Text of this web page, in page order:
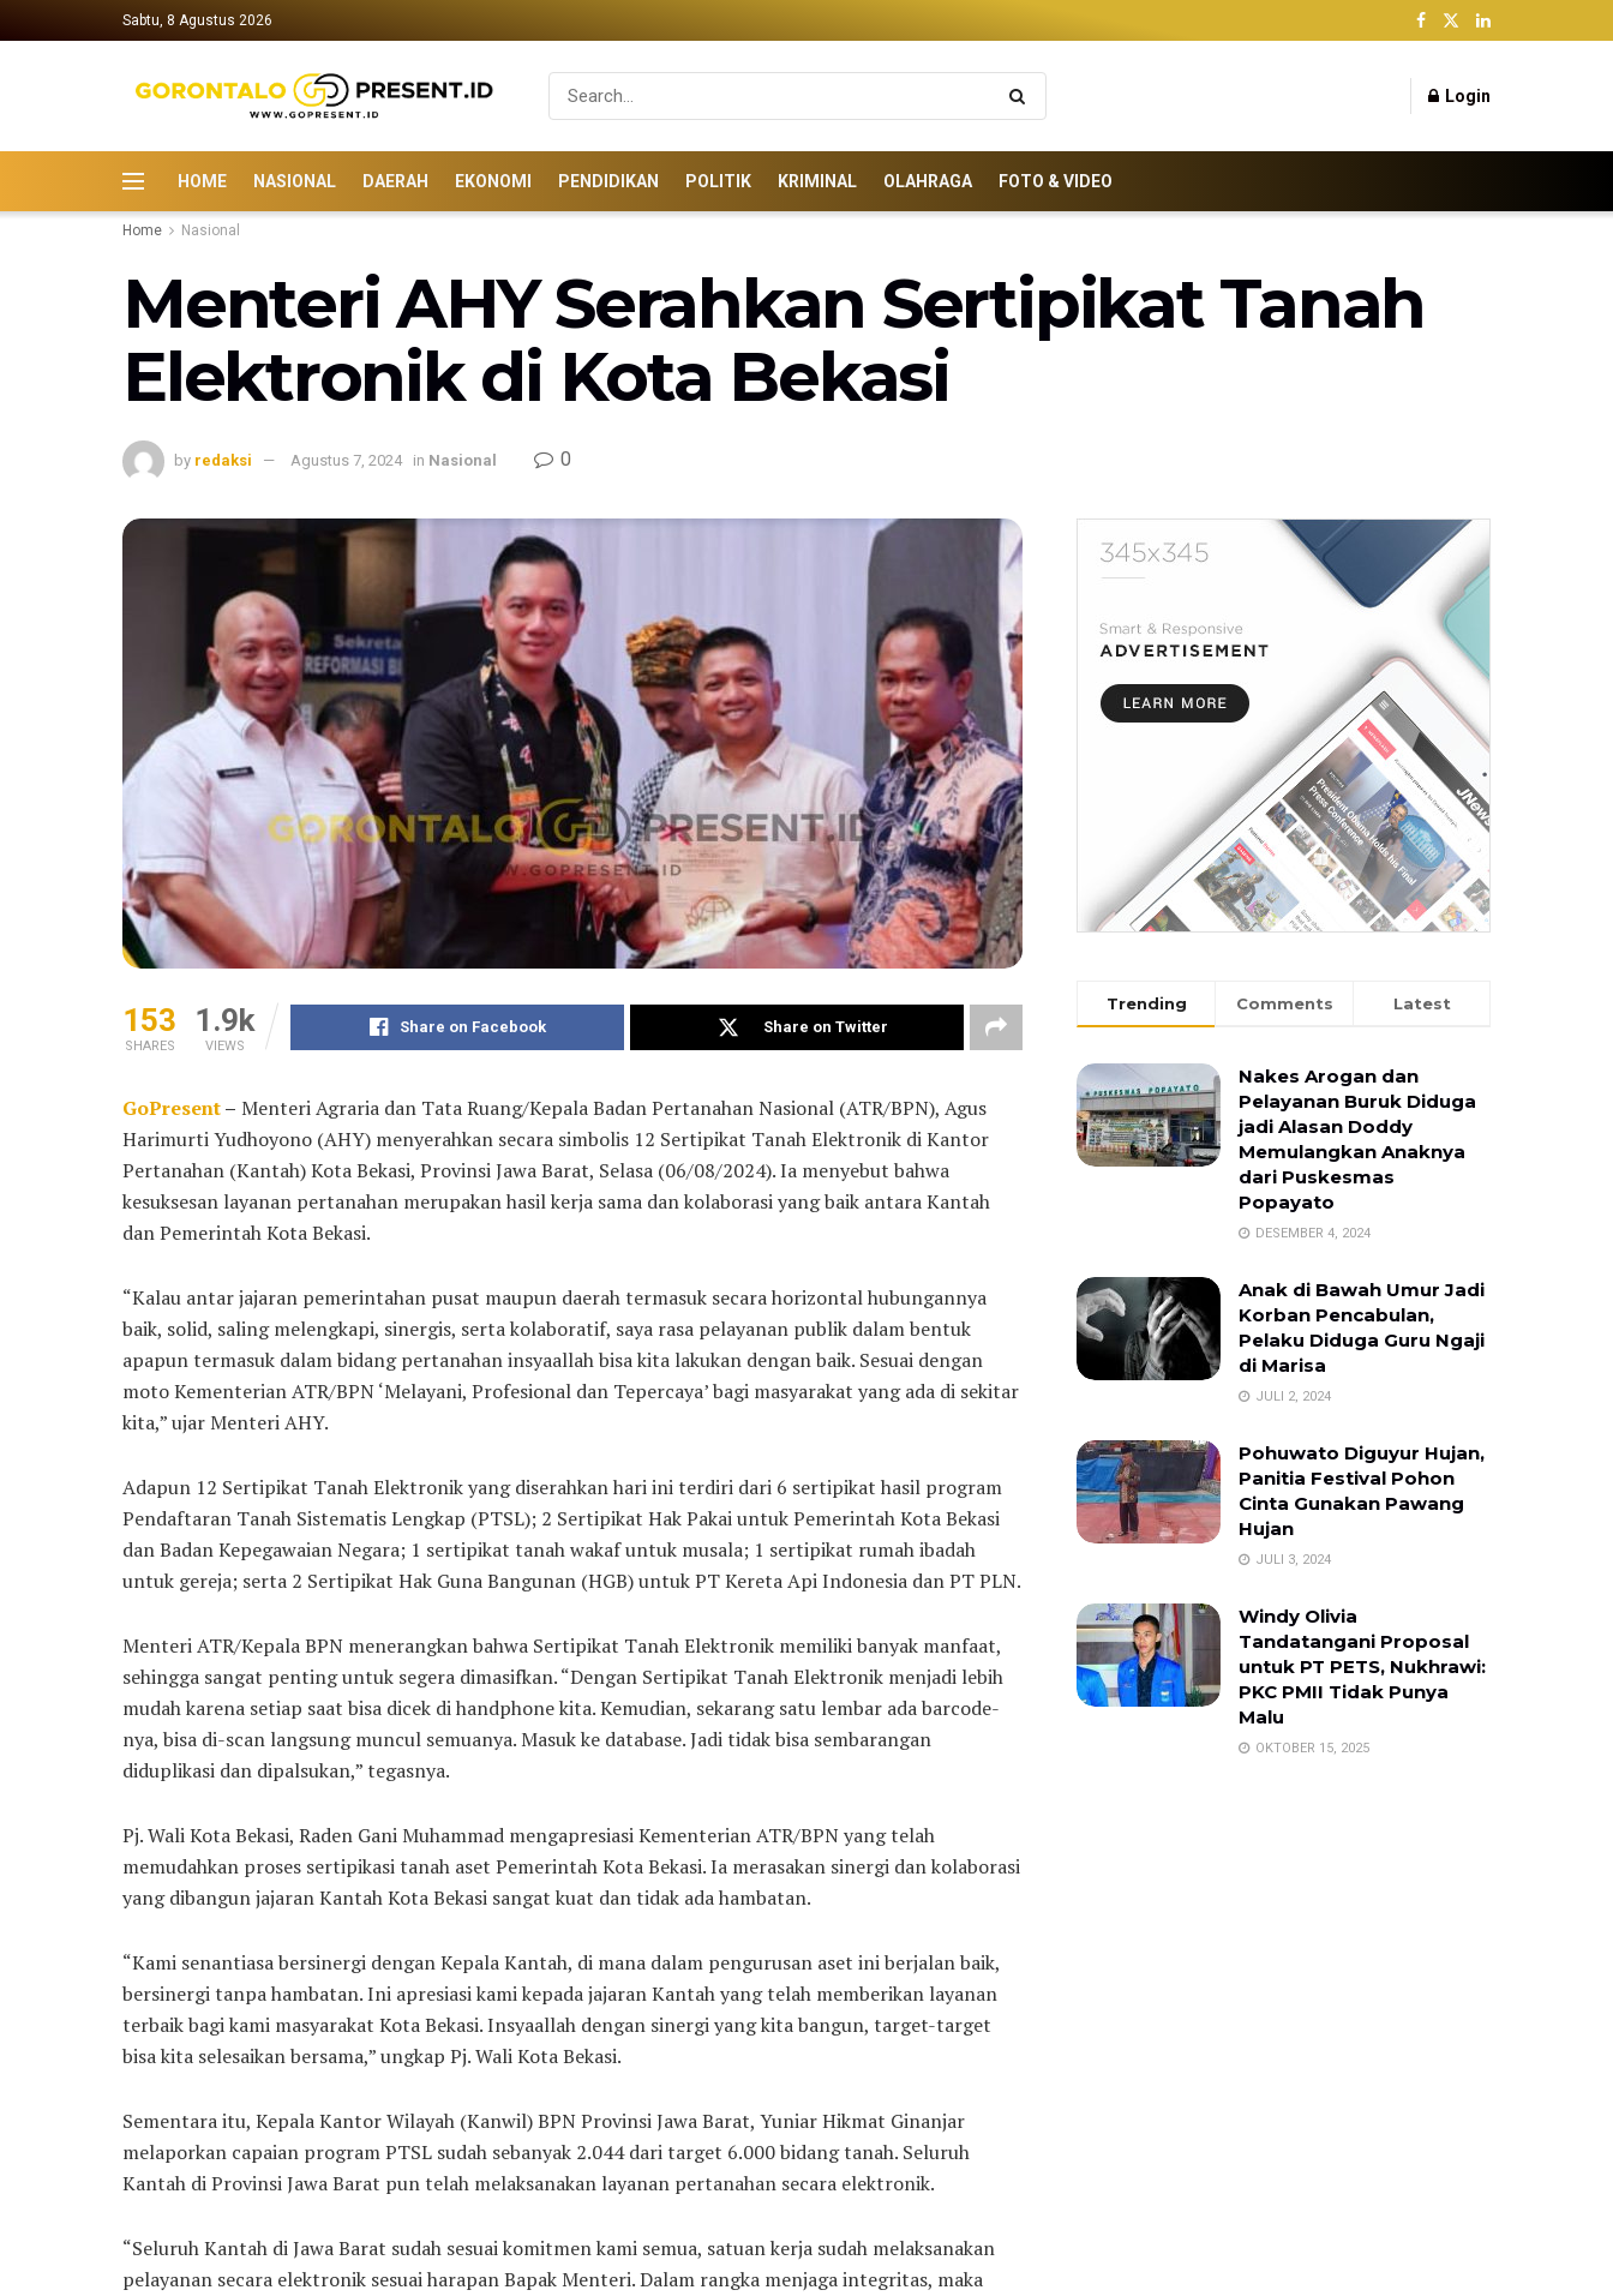
Sabtu, 8 Agustus 2026
Login
HOME NASIONAL DAERAH EKONOMI PENDIDIKAN POLITIK KRIMINAL OLAHRAGA FOTO & VIDEO
Home Nasional
Menteri AHY Serahkan Sertipikat Tanah
Elektronik di Kota Bekasi
by redaksi Agustus 7, 2024 in Nasional 0
153
SHARES
1.9k
VIEWS
Share on Facebook Share on Twitter
GoPresent– Menteri Agraria dan Tata Ruang/Kepala Badan Pertanahan Nasional (ATR/BPN), Agus
Harimurti Yudhoyono (AHY) menyerahkan secara simbolis 12 Sertipikat Tanah Elektronik di Kantor
Pertanahan (Kantah) Kota Bekasi, Provinsi Jawa Barat, Selasa (06/08/2024). Ia menyebut bahwa
kesuksesan layanan pertanahan merupakan hasil kerja sama dan kolaborasi yang baik antara Kantah
dan Pemerintah Kota Bekasi.
“Kalau antar jajaran pemerintahan pusat maupun daerah termasuk secara horizontal hubungannya
baik, solid, saling melengkapi, sinergis, serta kolaboratif, saya rasa pelayanan publik dalam bentuk
apapun termasuk dalam bidang pertanahan insyaallah bisa kita lakukan dengan baik. Sesuai dengan
moto Kementerian ATR/BPN ‘Melayani, Profesional dan Tepercaya’ bagi masyarakat yang ada di sekitar
kita,” ujar Menteri AHY.
Adapun 12 Sertipikat Tanah Elektronik yang diserahkan hari ini terdiri dari 6 sertipikat hasil program
Pendaftaran Tanah Sistematis Lengkap (PTSL); 2 Sertipikat Hak Pakai untuk Pemerintah Kota Bekasi
dan Badan Kepegawaian Negara; 1 sertipikat tanah wakaf untuk musala; 1 sertipikat rumah ibadah
untuk gereja; serta 2 Sertipikat Hak Guna Bangunan (HGB) untuk PT Kereta Api Indonesia dan PT PLN.
Menteri ATR/Kepala BPN menerangkan bahwa Sertipikat Tanah Elektronik memiliki banyak manfaat,
sehingga sangat penting untuk segera dimasifkan. “Dengan Sertipikat Tanah Elektronik menjadi lebih
mudah karena setiap saat bisa dicek di handphone kita. Kemudian, sekarang satu lembar ada barcode-
nya, bisa di-scan langsung muncul semuanya. Masuk ke database. Jadi tidak bisa sembarangan
diduplikasi dan dipalsukan,” tegasnya.
Pj. Wali Kota Bekasi, Raden Gani Muhammad mengapresiasi Kementerian ATR/BPN yang telah
memudahkan proses sertipikasi tanah aset Pemerintah Kota Bekasi. Ia merasakan sinergi dan kolaborasi
yang dibangun jajaran Kantah Kota Bekasi sangat kuat dan tidak ada hambatan.
“Kami senantiasa bersinergi dengan Kepala Kantah, di mana dalam pengurusan aset ini berjalan baik,
bersinergi tanpa hambatan. Ini apresiasi kami kepada jajaran Kantah yang telah memberikan layanan
terbaik bagi kami masyarakat Kota Bekasi. Insyaallah dengan sinergi yang kita bangun, target-target
bisa kita selesaikan bersama,” ungkap Pj. Wali Kota Bekasi.
Sementara itu, Kepala Kantor Wilayah (Kanwil) BPN Provinsi Jawa Barat, Yuniar Hikmat Ginanjar
melaporkan capaian program PTSL sudah sebanyak 2.044 dari target 6.000 bidang tanah. Seluruh
Kantah di Provinsi Jawa Barat pun telah melaksanakan layanan pertanahan secara elektronik.
“Seluruh Kantah di Jawa Barat sudah sesuai komitmen kami semua, satuan kerja sudah melaksanakan
pelayanan secara elektronik sesuai harapan Bapak Menteri. Dalam rangka menjaga integritas, maka
Trending Comments Latest
Nakes Arogan dan
Pelayanan Buruk Diduga
jadi Alasan Doddy
Memulangkan Anaknya
dari Puskesmas
Popayato
DESEMBER 4, 2024
Anak di Bawah Umur Jadi
Korban Pencabulan,
Pelaku Diduga Guru Ngaji
di Marisa
JULI 2, 2024
Pohuwato Diguyur Hujan,
Panitia Festival Pohon
Cinta Gunakan Pawang
Hujan
JULI 3, 2024
Windy Olivia
Tandatangani Proposal
untuk PT PETS, Nukhrawi:
PKC PMII Tidak Punya
Malu
OKTOBER 15, 2025